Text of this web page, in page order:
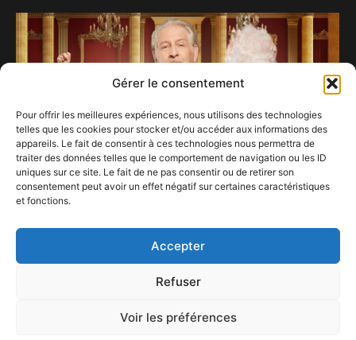
Gérer le consentement
Pour offrir les meilleures expériences, nous utilisons des technologies
telles que les cookies pour stocker et/ou accéder aux informations des
appareils. Le fait de consentir à ces technologies nous permettra de
traiter des données telles que le comportement de navigation ou les ID
uniques sur ce site. Le fait de ne pas consentir ou de retirer son
consentement peut avoir un effet négatif sur certaines caractéristiques
et fonctions.
Accepter
Refuser
Voir les préférences
11 novembre 2020